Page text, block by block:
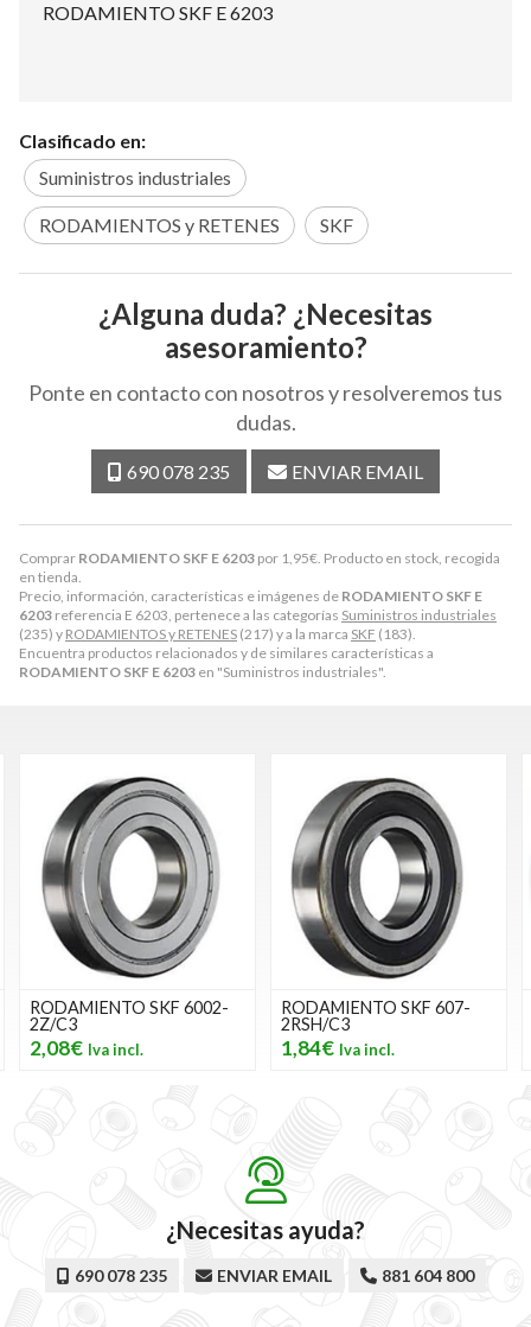
Comprar RODAMIENTO SKF E 6203 por 1,95€. Producto en stock, recogida
en tienda.
Precio, información, características e imágenes de RODAMIENTO SKF E
6203 referencia E 6203, pertenece a las categorías Suministros industriales
(235) y RODAMIENTOS y RETENES (217) y a la marca SKF (183).
Encuentra productos relacionados y de similares características a
RODAMIENTO SKF E 6203 en "Suministros industriales".
RODAMIENTO SKF E 6203
Clasificado en:
Suministros industriales
RODAMIENTOS y RETENES SKF
¿Alguna duda? ¿Necesitas
asesoramiento?
Ponte en contacto con nosotros y resolveremos tus
dudas.
690 078 235 ENVIAR EMAIL
RODAMIENTO SKF 607-
2RSH/C3
1,84€
RODAMIENTO SKF 6201-
2Z/C3
1,86€
¿Necesitas ayuda?
690 078 235 ENVIAR EMAIL 881 604 800